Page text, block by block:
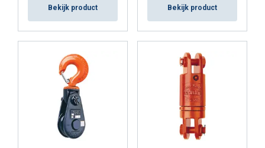
Bekijk product Bekijk product